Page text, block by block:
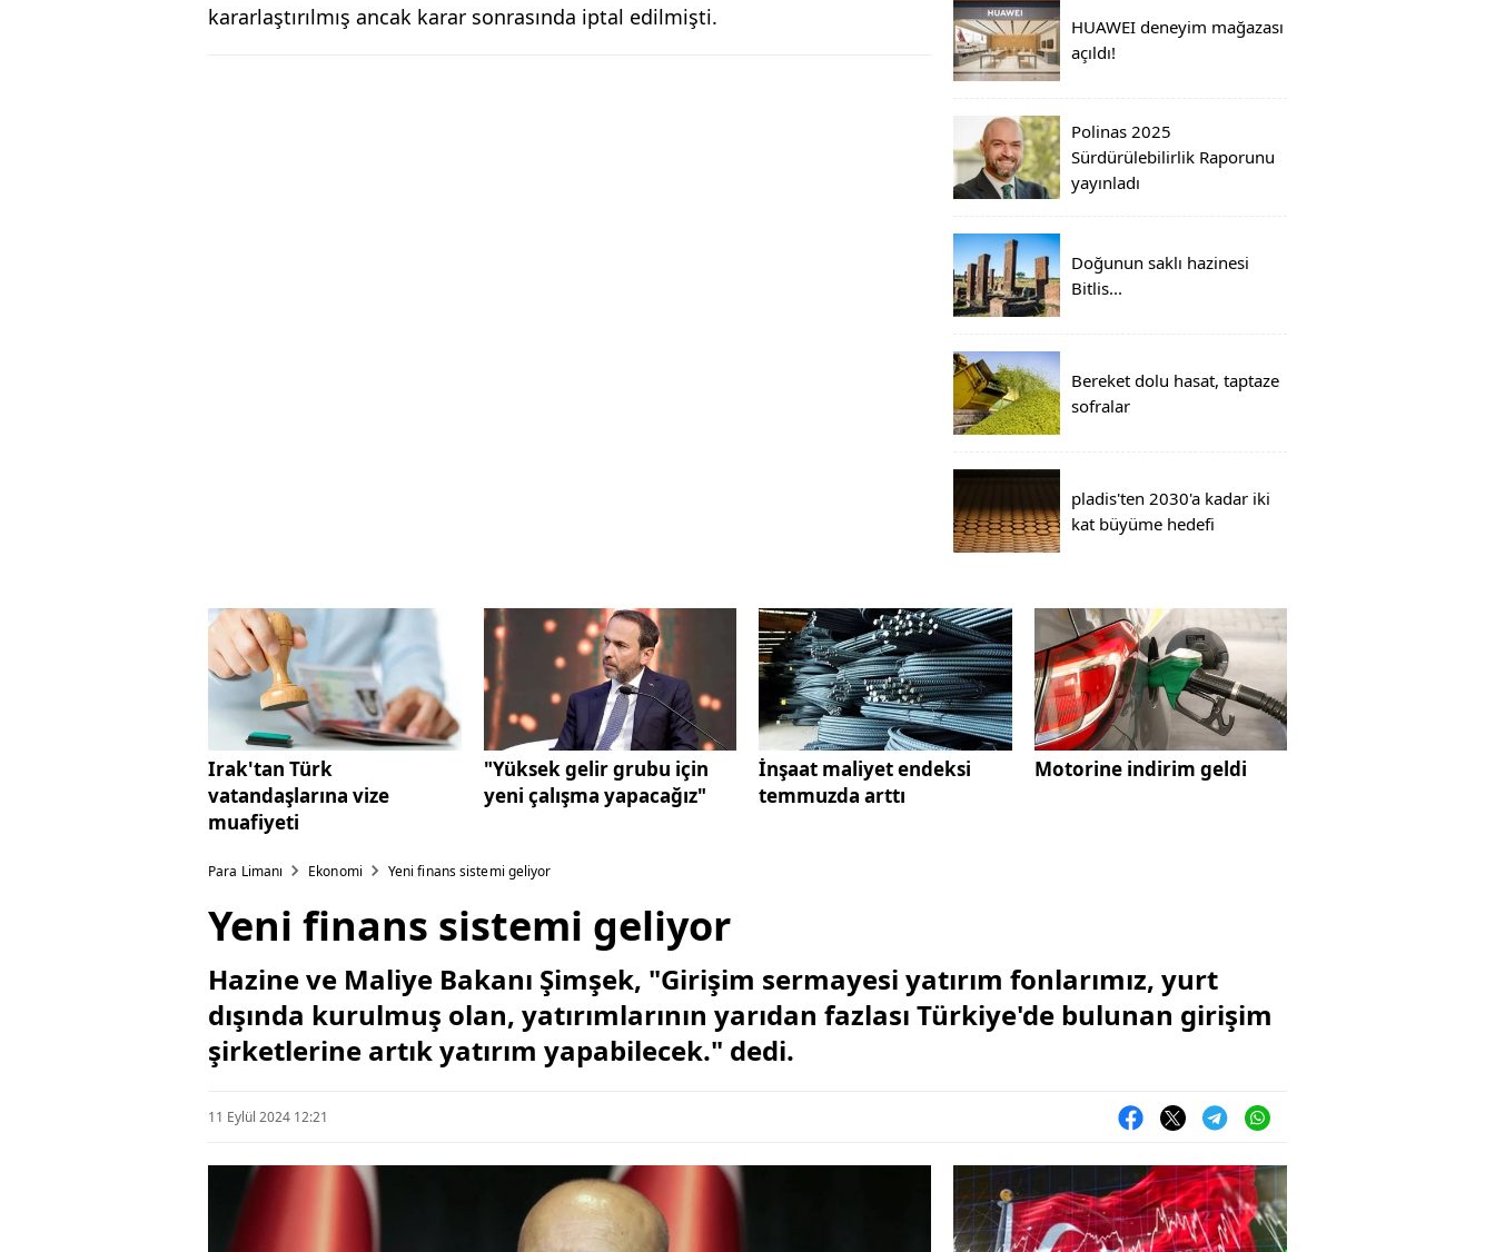
kararlaştırılmış ancak karar sonrasında iptal edilmişti.
HUAWEI deneyim mağazası
açıldı!
Polinas 2025
Sürdürülebilirlik Raporunu
yayınladı
Doğunun saklı hazinesi
Bitlis...
Bereket dolu hasat, taptaze
sofralar
pladis'ten 2030'a kadar iki
kat büyüme hedefi
Irak'tan Türk
vatandaşlarına vize
muafiyeti
"Yüksek gelir grubu için
yeni çalışma yapacağız"
İnşaat maliyet endeksi
temmuzda arttı
Motorine indirim geldi
Para Limanı Ekonomi Yeni finans sistemi geliyor
Yeni finans sistemi geliyor
Hazine ve Maliye Bakanı Şimşek, "Girişim sermayesi yatırım fonlarımız, yurt
dışında kurulmuş olan, yatırımlarının yarıdan fazlası Türkiye'de bulunan girişim
şirketlerine artık yatırım yapabilecek." dedi.
11 Eylül 2024 12:21